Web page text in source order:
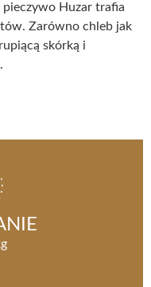
pieczywo Huzar trafia
Zarówno chleb jak
skórką i